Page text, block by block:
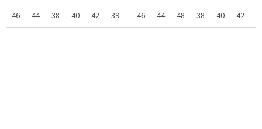
kombinovaná s EVA materiálem.
Pokud...
46 44 38 40 42 39 41 43 45
SHIELD (pouze u šedé
varianty),...
46 44 48 38 40 42